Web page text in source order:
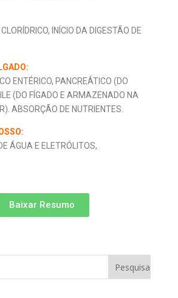
INÍCIO DA DIGESTÃO DE
ENTÉRICO, PANCREÁTICO (DO
(DO FÍGADO E ARMAZENADO NA
ABSORÇÃO DE NUTRIENTES.
ÁGUA E ELETRÓLITOS,
Baixar Resumo